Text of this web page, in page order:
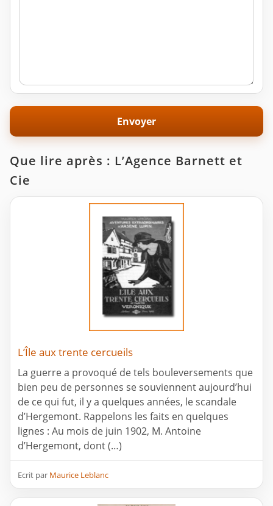
Que lire après : L’Agence Barnett et
Cie
L’Île aux trente cercueils
La guerre a provoqué de tels bouleversements que
bien peu de personnes se souviennent aujourd’hui
de ce qui fut, il y a quelques années, le scandale
d’Hergemont. Rappelons les faits en quelques
lignes : Au mois de juin 1902, M. Antoine
d’Hergemont, dont (…)
Ecrit par Maurice Leblanc